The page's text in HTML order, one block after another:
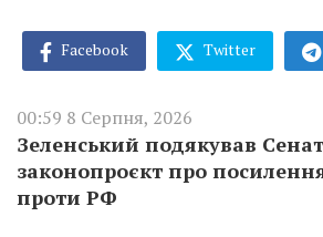
Facebook Twitter
00:59 8 Серпня, 2026
Зеленський подякував
законопроєкт про
проти РФ